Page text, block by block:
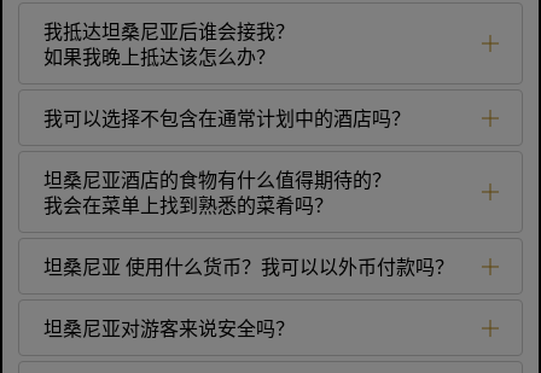
我抵达坦桑尼亚后谁会接我？
如果我晚上抵达该怎么办？
我可以选择不包含在通常计划中的酒店吗？
坦桑尼亚酒店的食物有什么值得期待的？
我会在菜单上找到熟悉的菜肴吗？
坦桑尼亚 使用什么货币？我可以以外币付款吗？
坦桑尼亚对游客来说安全吗？